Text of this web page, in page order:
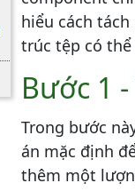
hiểu cách
trúc tệp có
Bước 1
Trong bước
án mặc định
thêm một